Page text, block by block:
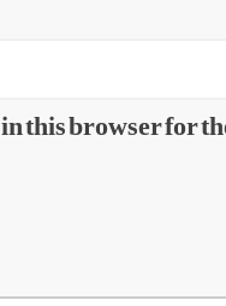
this browser for